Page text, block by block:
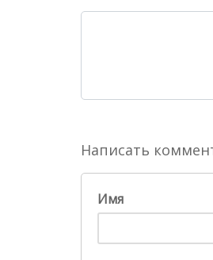
Написать
Имя